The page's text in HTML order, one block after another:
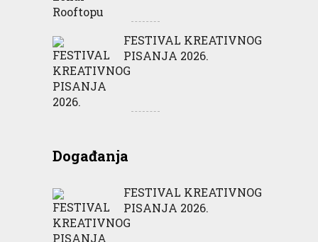
FESTIVAL KREATIVNOG
PISANJA 2026.
Događanja
FESTIVAL KREATIVNOG
PISANJA 2026.